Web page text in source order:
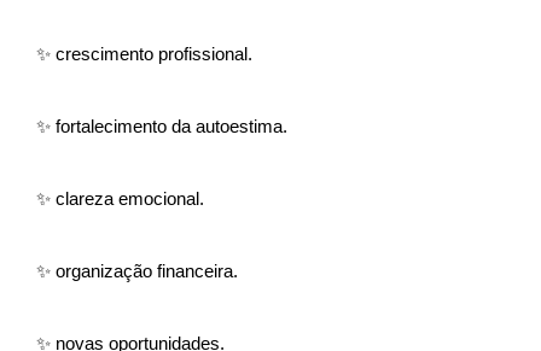
✨ crescimento profissional.
✨ fortalecimento da autoestima.
✨ clareza emocional.
✨ organização financeira.
✨ novas oportunidades.